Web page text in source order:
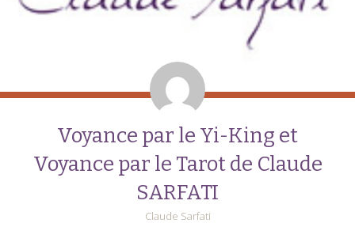
Voyance par le Yi-King et
Voyance par le Tarot de Claude
SARFATI
Claude Sarfati